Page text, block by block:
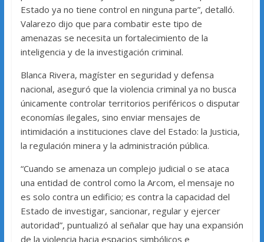
Estado ya no tiene control en ninguna parte”, detalló.
Valarezo dijo que para combatir este tipo de
amenazas se necesita un fortalecimiento de la
inteligencia y de la investigación criminal.
Blanca Rivera, magíster en seguridad y defensa
nacional, aseguró que la violencia criminal ya no busca
únicamente controlar territorios periféricos o disputar
economías ilegales, sino enviar mensajes de
intimidación a instituciones clave del Estado: la Justicia,
la regulación minera y la administración pública.
“Cuando se amenaza un complejo judicial o se ataca
una entidad de control como la Arcom, el mensaje no
es solo contra un edificio; es contra la capacidad del
Estado de investigar, sancionar, regular y ejercer
autoridad”, puntualizó al señalar que hay una expansión
de la violencia hacia espacios simbólicos e